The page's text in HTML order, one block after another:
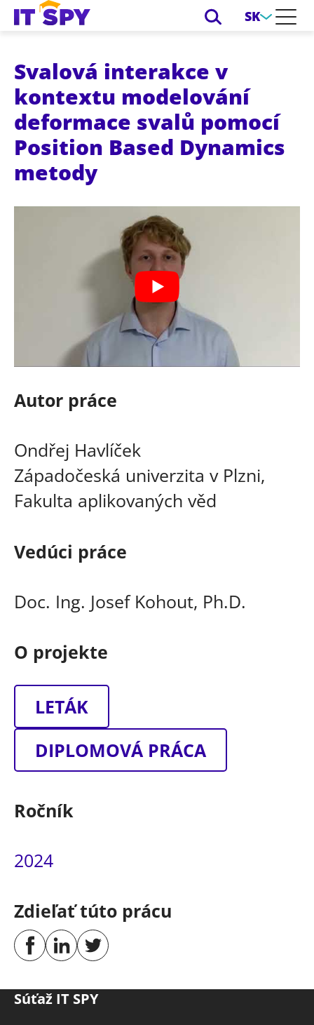
SK
Svalová interakce v
kontextu modelování
deformace svalů pomocí
Position Based Dynamics
metody
Autor práce
Ondřej Havlíček
Západočeská univerzita v Plzni,
Fakulta aplikovaných věd
Vedúci práce
Doc. Ing. Josef Kohout, Ph.D.
O projekte
LETÁK
DIPLOMOVÁ PRÁCA
Ročník
2024
Zdieľať túto prácu
Súťaž IT SPY